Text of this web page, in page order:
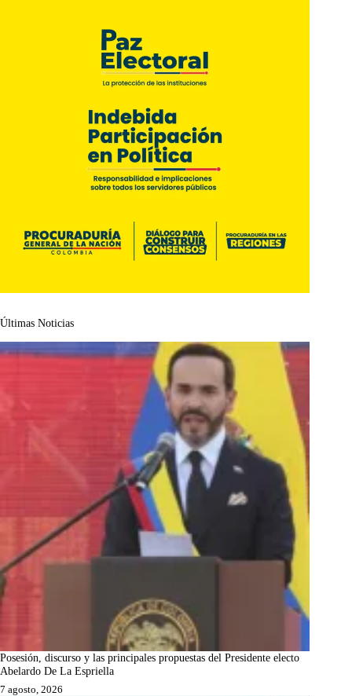
Últimas Noticias
Posesión, discurso y las principales propuestas del Presidente electo
Abelardo De La Espriella
7 agosto, 2026